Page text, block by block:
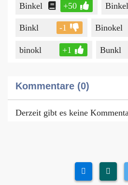
Binkel +50 Binkel
Binkl -1 Binokel
binokl +1 Bunkl
Kommentare (0)
Derzeit gibt es keine